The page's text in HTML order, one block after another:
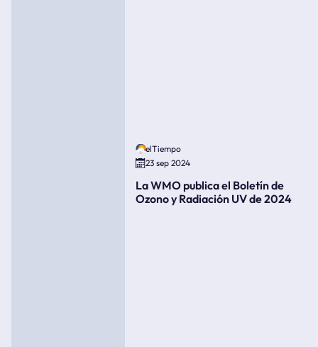
elTiempo
23 sep 2024
La WMO publica el Boletín de
Ozono y Radiación UV de 2024